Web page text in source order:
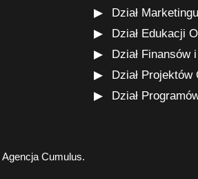
Dział
Dział Edukacji
Dział Finansów
Dział
Dział
Agencja Cumulus.